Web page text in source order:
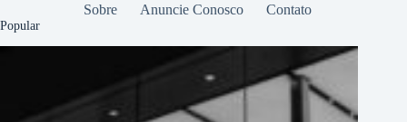
Sobre Anuncie Conosco Contato
Popular